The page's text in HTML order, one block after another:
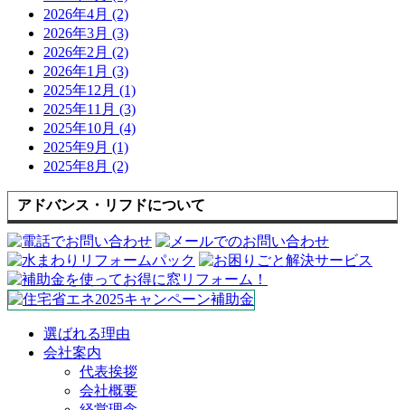
2026年4月 (2)
2026年3月 (3)
2026年2月 (2)
2026年1月 (3)
2025年12月 (1)
2025年11月 (3)
2025年10月 (4)
2025年9月 (1)
2025年8月 (2)
アドバンス・リフドについて
選ばれる理由
会社案内
代表挨拶
会社概要